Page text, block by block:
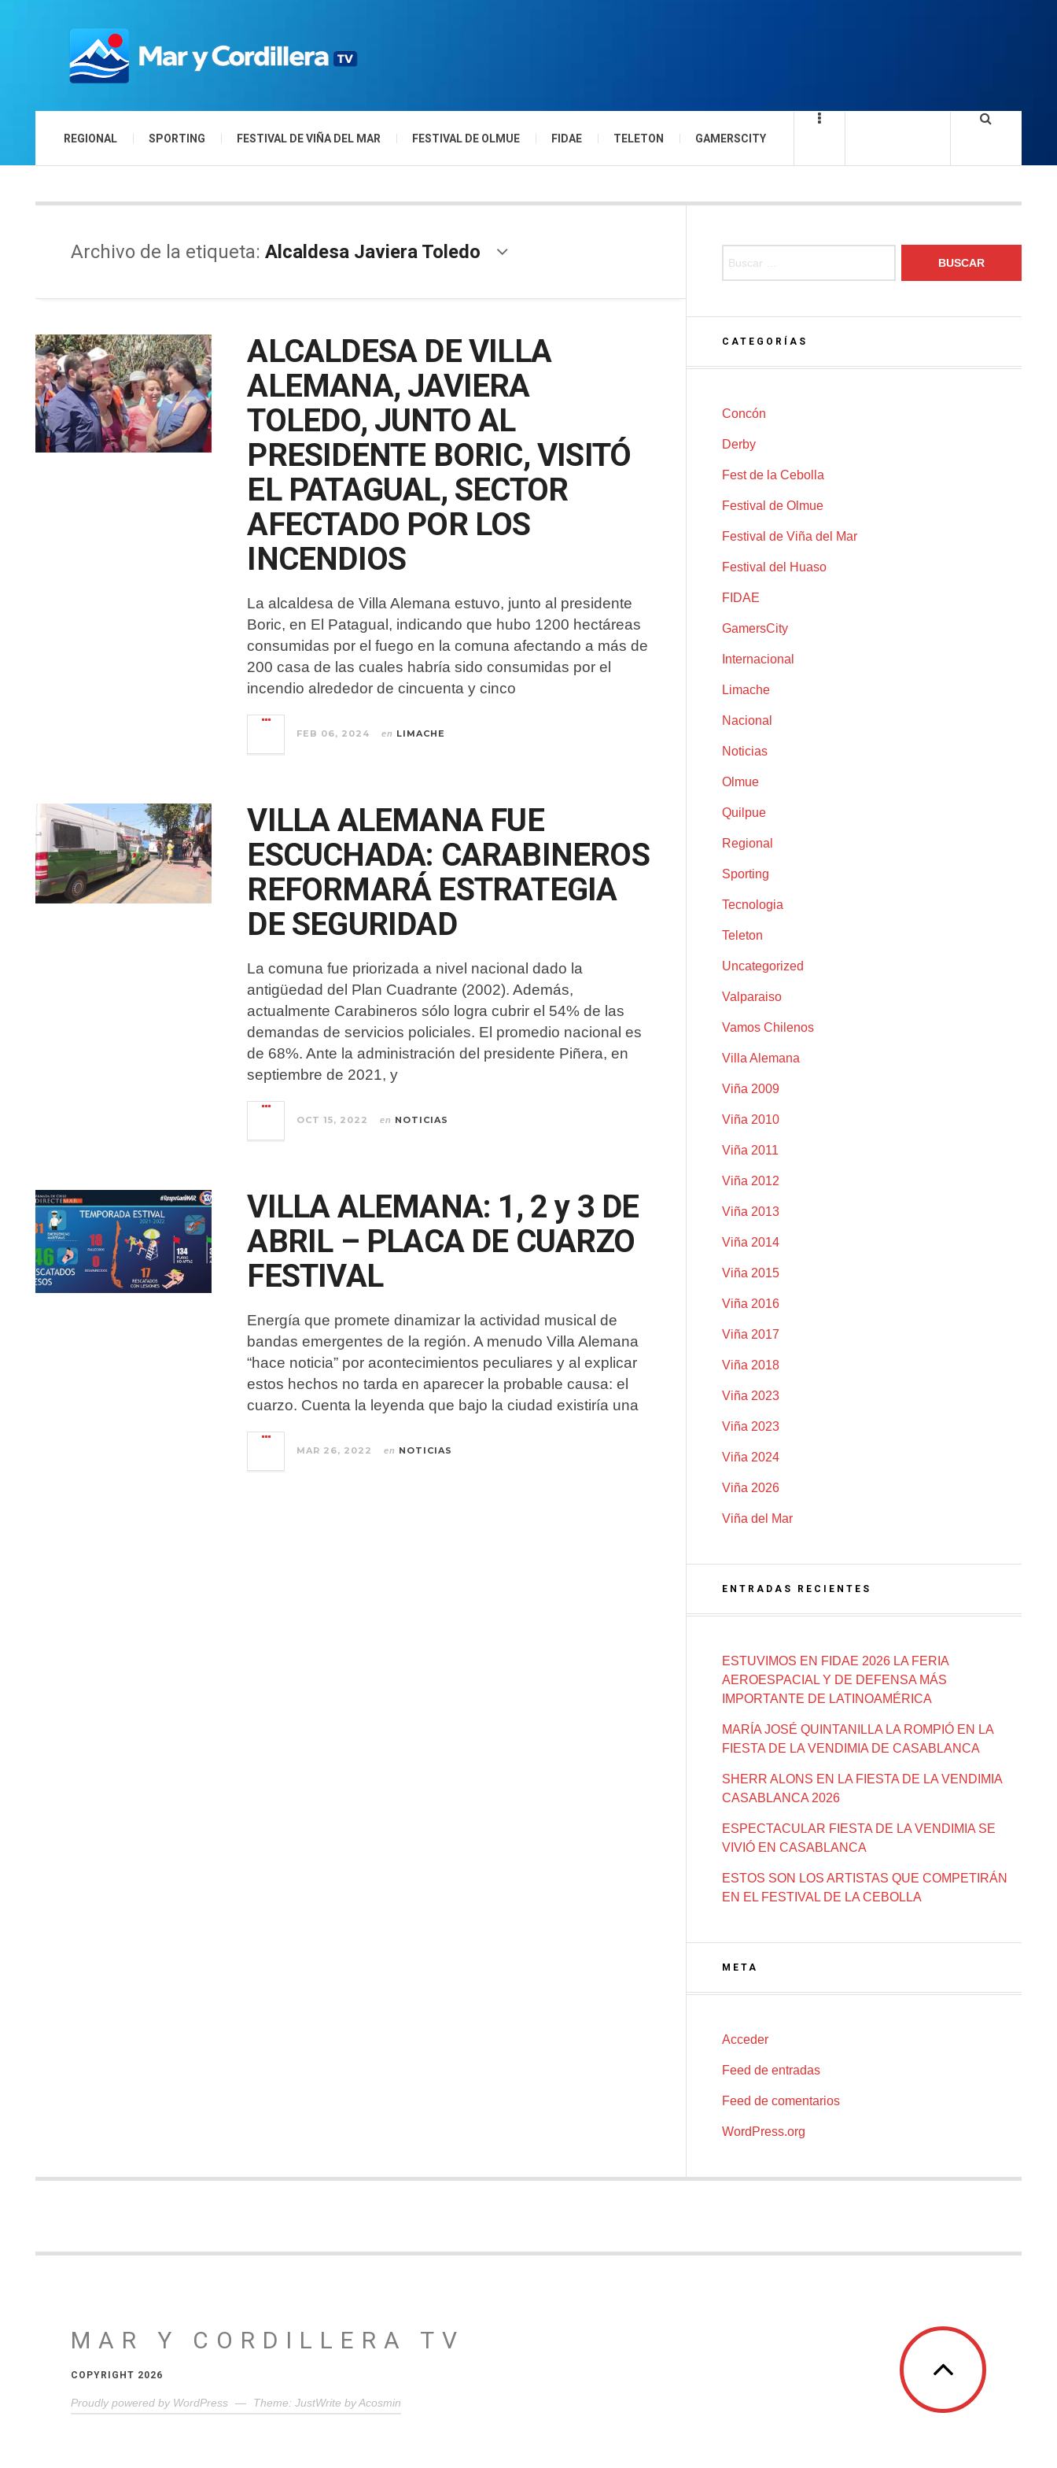
REGIONAL SPORTING FESTIVAL DE VIÑA DEL MAR FESTIVAL DE OLMUE FIDAE TELETON GAMERSCITY
Archivo de la etiqueta: Alcaldesa Javiera Toledo
ALCALDESA DE VILLA
ALEMANA, JAVIERA
TOLEDO, JUNTO AL
PRESIDENTE BORIC, VISITÓ
EL PATAGUAL, SECTOR
AFECTADO POR LOS
INCENDIOS
La alcaldesa de Villa Alemana estuvo, junto al presidente
Boric, en El Patagual, indicando que hubo 1200 hectáreas
consumidas por el fuego en la comuna afectando a más de
200 casa de las cuales habría sido consumidas por el
incendio alrededor de cincuenta y cinco
FEB 06, 2024 en LIMACHE
VILLA ALEMANA FUE
ESCUCHADA: CARABINEROS
REFORMARÁ ESTRATEGIA
DE SEGURIDAD
La comuna fue priorizada a nivel nacional dado la
antigüedad del Plan Cuadrante (2002). Además,
actualmente Carabineros sólo logra cubrir el 54% de las
demandas de servicios policiales. El promedio nacional es
de 68%. Ante la administración del presidente Piñera, en
septiembre de 2021, y
OCT 15, 2022 en NOTICIAS
VILLA ALEMANA: 1, 2 y 3 DE
ABRIL – PLACA DE CUARZO
FESTIVAL
Energía que promete dinamizar la actividad musical de
bandas emergentes de la región. A menudo Villa Alemana
“hace noticia” por acontecimientos peculiares y al explicar
estos hechos no tarda en aparecer la probable causa: el
cuarzo. Cuenta la leyenda que bajo la ciudad existiría una
MAR 26, 2022 en NOTICIAS
CATEGORÍAS
Concón
Derby
Fest de la Cebolla
Festival de Olmue
Festival de Viña del Mar
Festival del Huaso
FIDAE
GamersCity
Internacional
Limache
Nacional
Noticias
Olmue
Quilpue
Regional
Sporting
Tecnologia
Teleton
Uncategorized
Valparaiso
Vamos Chilenos
Villa Alemana
Viña 2009
Viña 2010
Viña 2011
Viña 2012
Viña 2013
Viña 2014
Viña 2015
Viña 2016
Viña 2017
Viña 2018
Viña 2023
Viña 2023
Viña 2024
Viña 2026
Viña del Mar
ENTRADAS RECIENTES
ESTUVIMOS EN FIDAE 2026 LA FERIA
AEROESPACIAL Y DE DEFENSA MÁS
IMPORTANTE DE LATINOAMÉRICA
MARÍA JOSÉ QUINTANILLA LA ROMPIÓ EN LA
FIESTA DE LA VENDIMIA DE CASABLANCA
SHERR ALONS EN LA FIESTA DE LA VENDIMIA
CASABLANCA 2026
ESPECTACULAR FIESTA DE LA VENDIMIA SE
VIVIÓ EN CASABLANCA
ESTOS SON LOS ARTISTAS QUE COMPETIRÁN
EN EL FESTIVAL DE LA CEBOLLA
META
Acceder
Feed de entradas
Feed de comentarios
WordPress.org
MAR Y CORDILLERA TV
COPYRIGHT 2026
Proudly powered by WordPress — Theme: JustWrite byAcosmin